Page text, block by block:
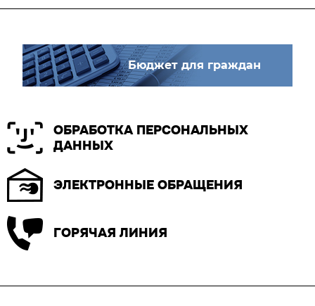
Бюджет для граждан
ОБРАБОТКА ПЕРСОНАЛЬНЫХ
ДАННЫХ
ЭЛЕКТРОННЫЕ ОБРАЩЕНИЯ
ГОРЯЧАЯ ЛИНИЯ